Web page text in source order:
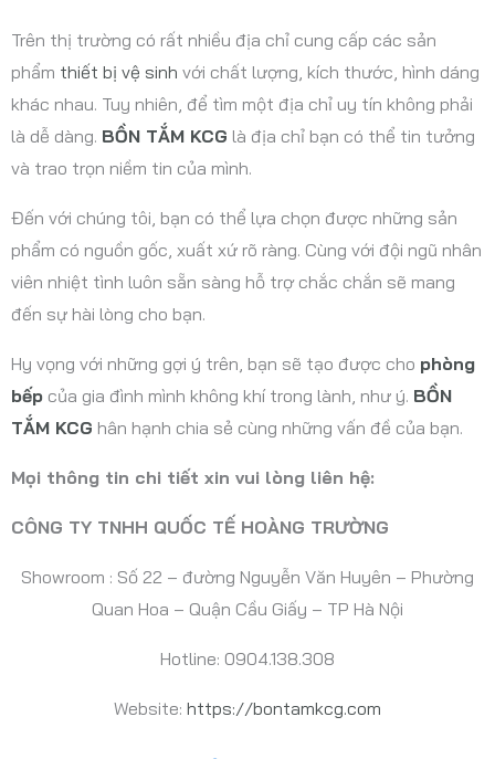
Trên thị trường có rất nhiều địa chỉ cung cấp các sản
phẩm thiết bị vệ sinh với chất lượng, kích thước, hình dáng
khác nhau. Tuy nhiên, để tìm một địa chỉ uy tín không phải
là dễ dàng. BỒN TẮM KCG là địa chỉ bạn có thể tin tưởng
và trao trọn niềm tin của mình.
Đến với chúng tôi, bạn có thể lựa chọn được những sản
phẩm có nguồn gốc, xuất xứ rõ ràng. Cùng với đội ngũ nhân
viên nhiệt tình luôn sẵn sàng hỗ trợ chắc chắn sẽ mang
đến sự hài lòng cho bạn.
Hy vọng với những gợi ý trên, bạn sẽ tạo được cho phòng
bếp của gia đình mình không khí trong lành, như ý. BỒN
TẮM KCG hân hạnh chia sẻ cùng những vấn đề của bạn.
Mọi thông tin chi tiết xin vui lòng liên hệ:
CÔNG TY TNHH QUỐC TẾ HOÀNG TRƯỜNG
Showroom : Số 22 – đường Nguyễn Văn Huyên – Phường
Quan Hoa – Quận Cầu Giấy – TP Hà Nội
Hotline: 0904.138.308
Website: https://bontamkcg.com